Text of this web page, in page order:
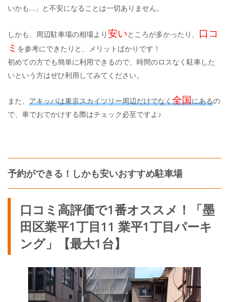
いかも…」と不安になることは一切ありません。
しかも、周辺駐車場の相場より安いところが多かったり、
口コ
ミ を参考にできたりと、メリットばかりです！
初めての方でも簡単に利用できるので、時間のロスなく駐車した
いという方はぜひ利用してみてください。
また、 アキッパは東京スカイツリー周辺だけでなく全国にあるの
で、車でおでかけする際はチェック必至ですよ♪
予約ができる！しかも安いおすすめ駐車場
口コミ高評価で1番オススメ！「墨
田区業平1丁目11 業平1丁目パーキ
ング」【最大1台】